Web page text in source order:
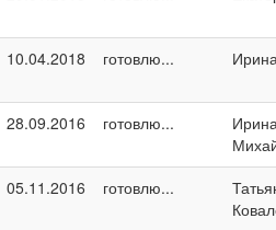
10.04.2018 готовлю...
28.09.2016 готовлю...
05.11.2016 готовлю...